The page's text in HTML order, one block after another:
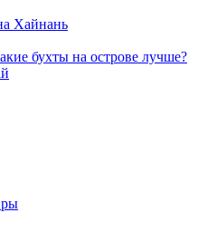
Хайнань
бухты на острове лучше?